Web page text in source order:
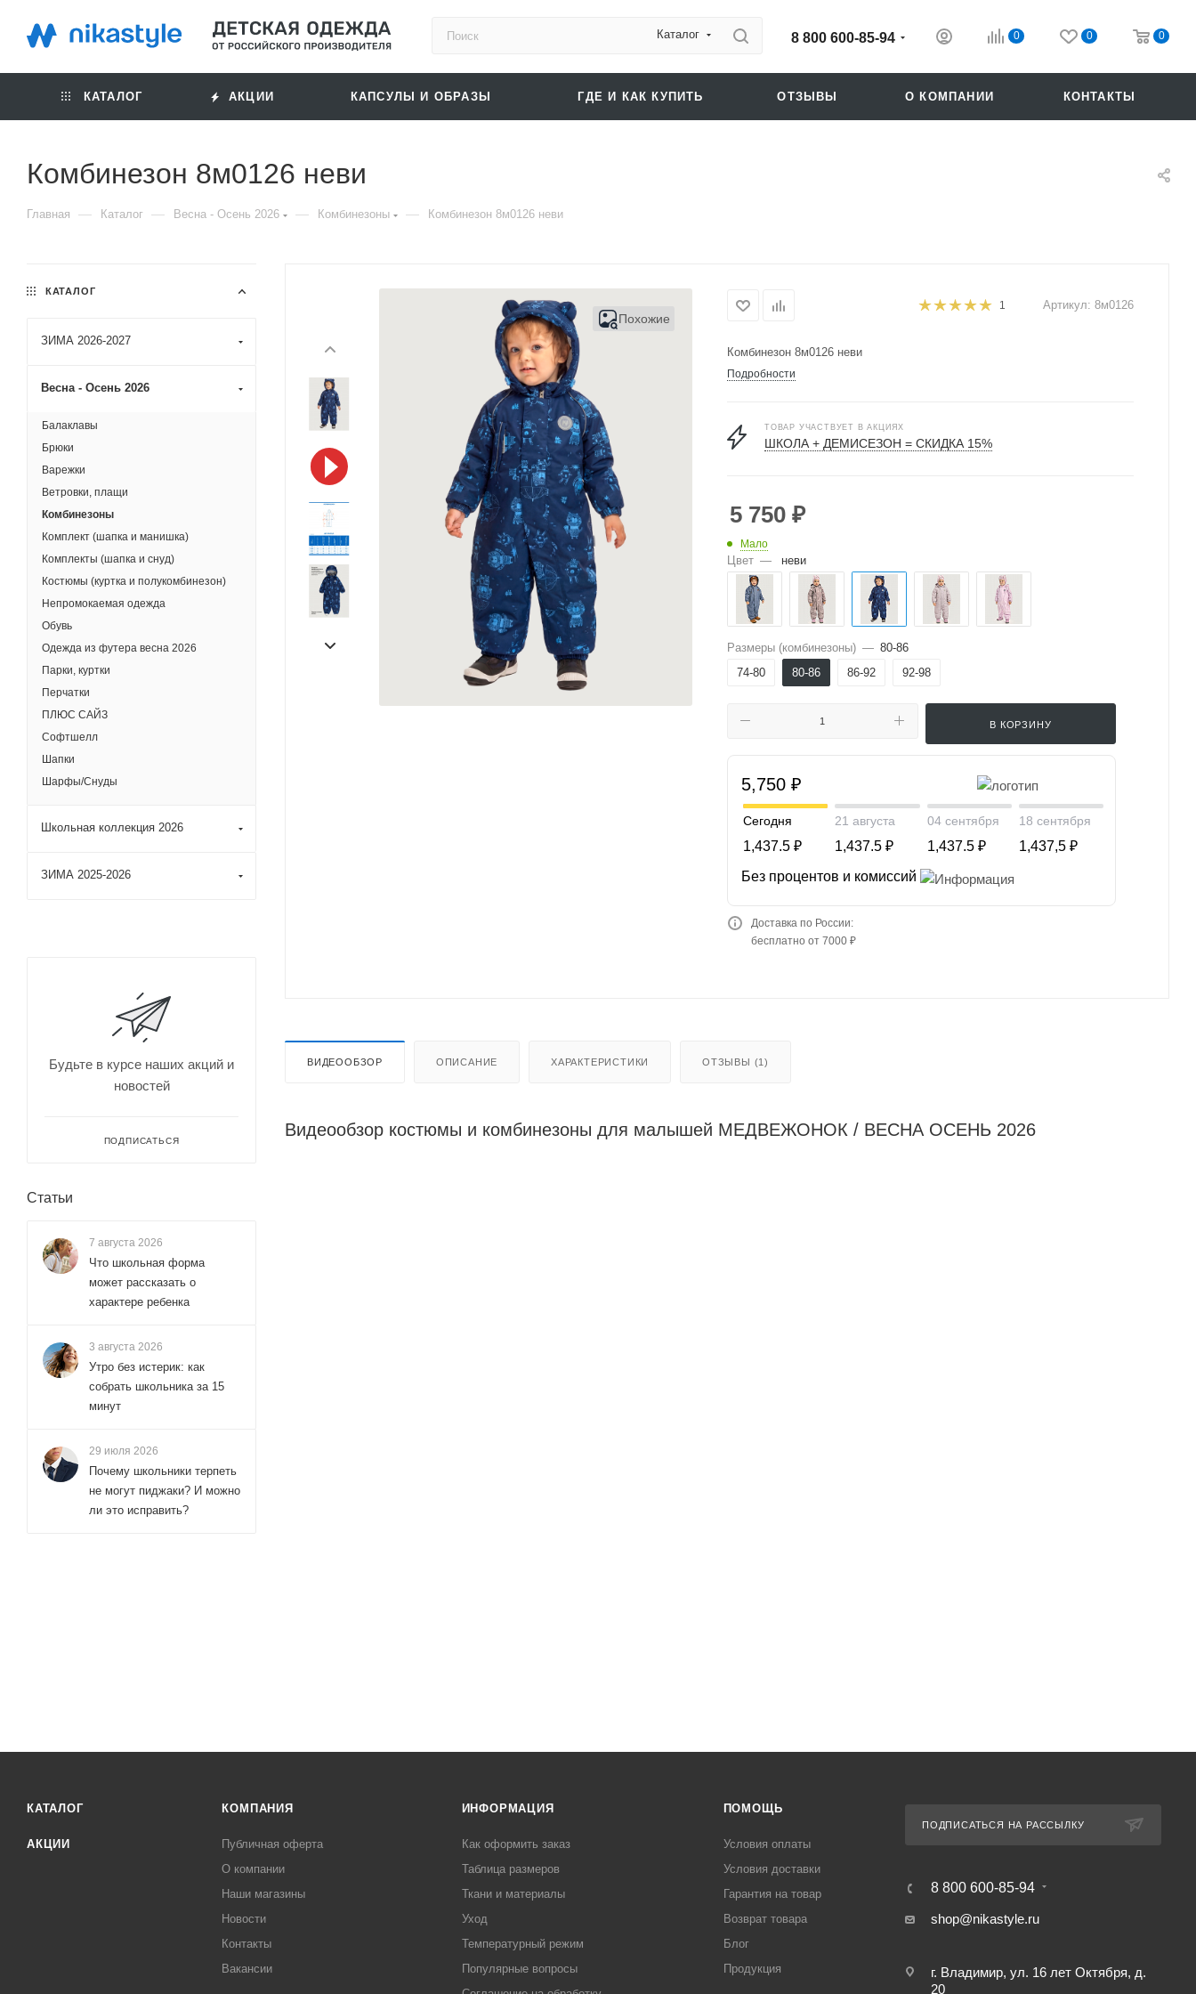
Каталог 8 800 600-85-94 0 0 0
КАТАЛОГ АКЦИИ КАПСУЛЫ И ОБРАЗЫ ГДЕ И КАК КУПИТЬ ОТЗЫВЫ О КОМПАНИИ КОНТАКТЫ
Комбинезон 8м0126 неви
Главная — Каталог — Весна - Осень 2026 — Комбинезоны — Комбинезон 8м0126 неви
Похожие
1 Артикул: 8м0126
Комбинезон 8м0126 неви
Подробности
ТОВАР УЧАСТВУЕТ В АКЦИЯХ
ШКОЛА + ДЕМИСЕЗОН = СКИДКА 15%
5 750 ₽
Мало
Цвет — неви
Размеры (комбинезоны) — 80-86
74-80
80-86 86-92 92-98
В КОРЗИНУ
5,750 ₽
Сегодня
1,437.5 ₽
21 августа
1,437.5 ₽
04 сентября
1,437.5 ₽
18 сентября
1,437,5 ₽
Без процентов и комиссий
Доставка по России:
бесплатно от 7000 ₽
ВИДЕООБЗОР ОПИСАНИЕ ХАРАКТЕРИСТИКИ ОТЗЫВЫ (1)
Видеообзор костюмы и комбинезоны для малышей МЕДВЕЖОНОК / ВЕСНА ОСЕНЬ 2026
КАТАЛОГ
ЗИМА 2026-2027
Весна - Осень 2026
Балаклавы
Брюки
Варежки
Ветровки, плащи
Комбинезоны
Комплект (шапка и манишка)
Комплекты (шапка и снуд)
Костюмы (куртка и полукомбинезон)
Непромокаемая одежда
Обувь
Одежда из футера весна 2026
Парки, куртки
Перчатки
ПЛЮС САЙЗ
Софтшелл
Шапки
Шарфы/Снуды
Школьная коллекция 2026
ЗИМА 2025-2026
Будьте в курсе наших акций и
новостей
ПОДПИСАТЬСЯ
Статьи
7 августа 2026
Что школьная форма
может рассказать о
характере ребенка
3 августа 2026
Утро без истерик: как
собрать школьника за 15
минут
29 июля 2026
Почему школьники терпеть
не могут пиджаки? И можно
ли это исправить?
КАТАЛОГ
АКЦИИ
КОМПАНИЯ
Публичная оферта
О компании
Наши магазины
Новости
Контакты
Вакансии
ИНФОРМАЦИЯ
Как оформить заказ
Таблица размеров
Ткани и материалы
Уход
Температурный режим
Популярные вопросы
ПОМОЩЬ
Условия оплаты
Условия доставки
Гарантия на товар
Возврат товара
Блог
Продукция
ПОДПИСАТЬСЯ НА РАССЫЛКУ
8 800 600-85-94
shop@nikastyle.ru
г. Владимир, ул. 16 лет Октября, д.
20